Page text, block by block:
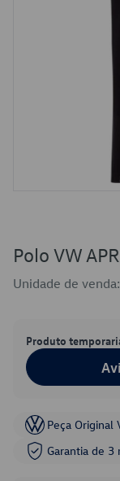
Polo VW
Unidade de venda:
Produto
Peça Original
Garantia de 3